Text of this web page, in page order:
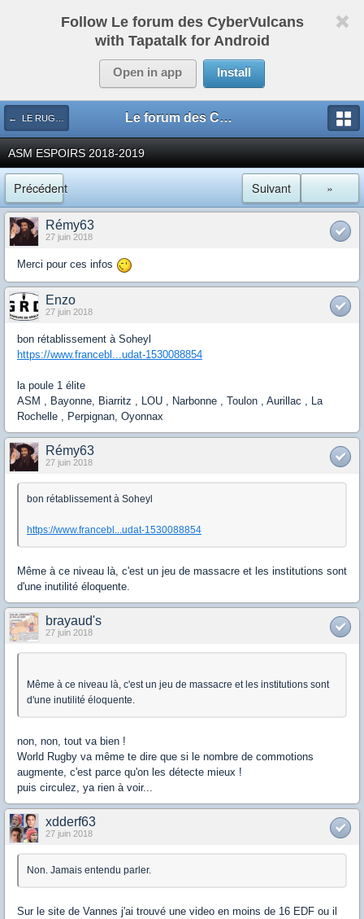
Follow Le forum des CyberVulcans
with Tapatalk for Android
Open in app Install
← LE RUGBY DE CHEZ NOUS Le forum des CyberVulcans
ASM ESPOIRS 2018-2019
Précédent »
Suivant
Rémy63
27 juin 2018
Merci pour ces infos
Enzo
27 juin 2018
bon rétablissement à Soheyl
https://www.francebl...udat-1530088854
la poule 1 élite
ASM , Bayonne, Biarritz , LOU , Narbonne , Toulon , Aurillac , La
Rochelle , Perpignan, Oyonnax
Rémy63
27 juin 2018
bon rétablissement à Soheyl
https://www.francebl...udat-1530088854
Même à ce niveau là, c'est un jeu de massacre et les institutions sont
d'une inutilité éloquente.
brayaud's
27 juin 2018
Même à ce niveau là, c'est un jeu de massacre et les institutions sont
d'une inutilité éloquente.
non, non, tout va bien !
World Rugby va même te dire que si le nombre de commotions
augmente, c'est parce qu'on les détecte mieux !
puis circulez, ya rien à voir...
xdderf63
27 juin 2018
Non. Jamais entendu parler.
Sur le site de Vannes j'ai trouvé une video en moins de 16 EDF ou il